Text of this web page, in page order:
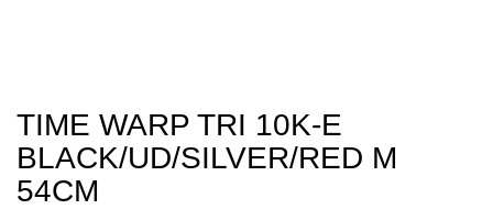
TIME WARP TRI 10K-E
BLACK/UD/SILVER/RED M
54CM